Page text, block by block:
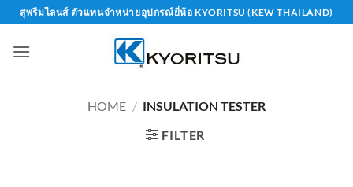
Skip
to
content
สุพรีมไลนส์ ตัวแทนจำหน่ายอุปกรณ์ยี่ห้อ KYORITSU (KEW THAILAND)
HOME / INSULATION TESTER
FILTER